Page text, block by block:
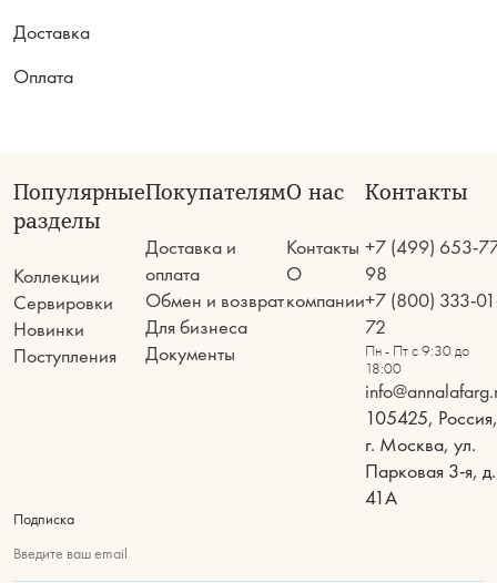
Доставка
Оплата
Популярные
разделы
Коллекции
Сервировки
Новинки
Поступления
Покупателям
Доставка и
оплата
Обмен и возврат
Для бизнеса
Документы
О нас
Контакты
О
компании
Контакты
+7 (499) 653-
98
+7 (800) 333-
72
Пн - Пт с 9:30 до
18:00
105425, Россия,
г. Москва, ул.
Парковая 3-я, д.
41А
Подписка
Введите ваш email